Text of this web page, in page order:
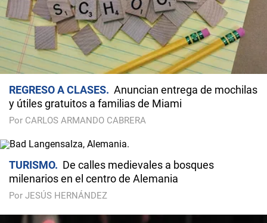
REGRESO A CLASES
Anuncian entrega de mochilas
y útiles gratuitos a familias de Miami
Por CARLOS ARMANDO CABRERA
TURISMO
De calles medievales a bosques
milenarios en el centro de Alemania
Por JESÚS HERNÁNDEZ